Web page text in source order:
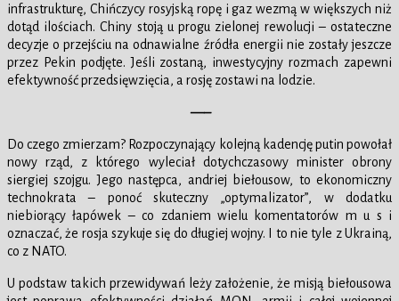
infrastrukturę, Chińczycy rosyjską ropę i gaz wezmą w większych niż
dotąd ilościach. Chiny stoją u progu zielonej rewolucji – ostateczne
decyzje o przejściu na odnawialne źródła energii nie zostały jeszcze
przez Pekin podjęte. Jeśli zostaną, inwestycyjny rozmach zapewni
efektywność przedsięwzięcia, a rosję zostawi na lodzie.
—–
Do czego zmierzam? Rozpoczynający kolejną kadencję putin powołał
nowy rząd, z którego wyleciał dotychczasowy minister obrony
siergiej szojgu. Jego następca, andriej biełousow, to ekonomiczny
technokrata – ponoć skuteczny „optymalizator”, w dodatku
niebiorący łapówek – co zdaniem wielu komentatorów m u s i
oznaczać, że rosja szykuje się do długiej wojny. I to nie tyle z Ukrainą,
co z NATO.
U podstaw takich przewidywań leży założenie, że misją biełousowa